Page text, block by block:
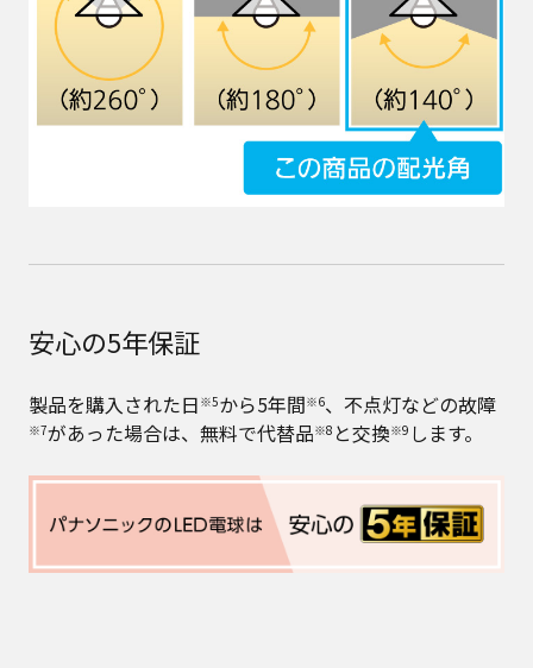
安心の5年保証
製品を購入された日 ※5から5年間※6、不点灯などの故障
※7があった場合は、無料で代替品※8 と交換※9 します。